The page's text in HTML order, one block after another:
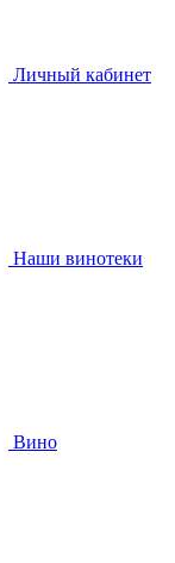
Личный кабинет
Наши винотеки
Вино